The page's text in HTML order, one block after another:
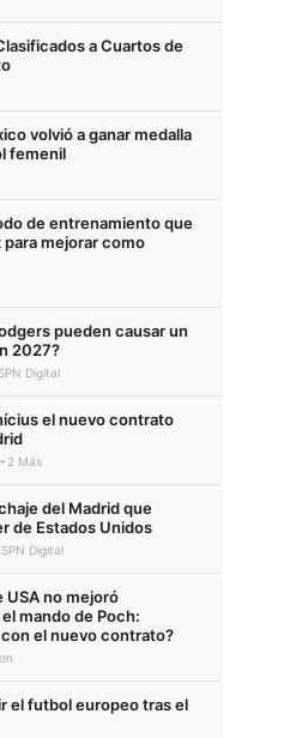
a Cuartos de
volvió a ganar medalla
femenil
de entrenamiento que
para mejorar como
pueden causar un
2027?
Digital
el nuevo contrato
Más
del Madrid que
de Estados Unidos
Digital
USA no mejoró
mando de Poch:
con el nuevo contrato?
el futbol europeo tras el